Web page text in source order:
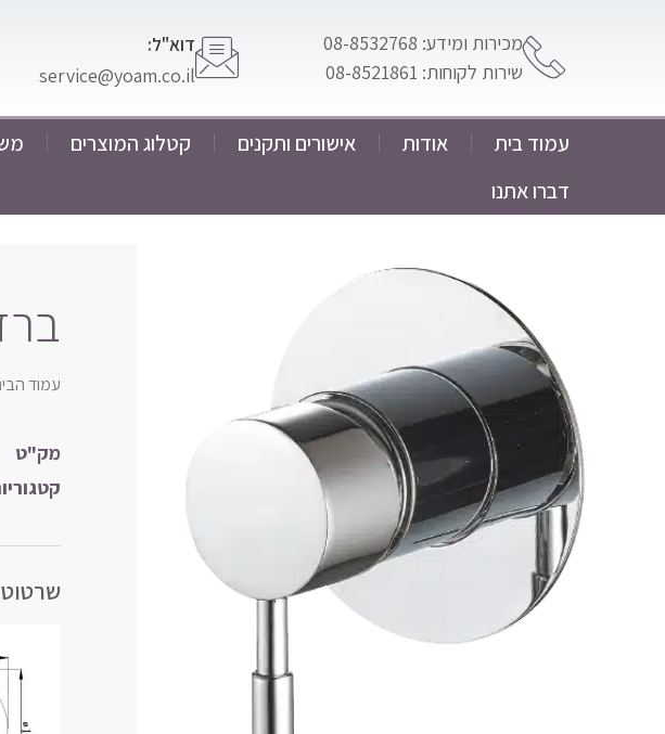
מכירות ומידע: 08-8532768
שירות לקוחות: 08-8521861
דוא"ל:
service@yoam.co.il
עמוד בית אודות אישורים ותקנים קטלוג המוצרים
דברו אתנו
ברז
עמוד
מק"ט